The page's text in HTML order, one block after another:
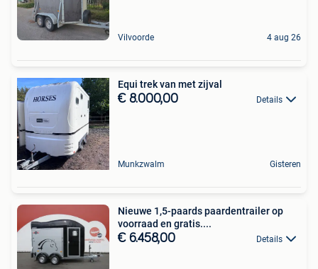
Vilvoorde 4 aug 26
Equi trek van met zijval
€ 8.000,00 Details
Munkzwalm Gisteren
Nieuwe 1,5-paards paardentrailer op
voorraad en gratis....
€ 6.458,00 Details